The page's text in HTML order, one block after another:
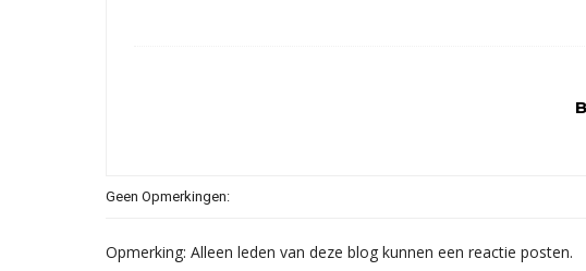
Geen Opmerkingen:
Opmerking: Alleen leden van deze blog kunnen een reactie posten.